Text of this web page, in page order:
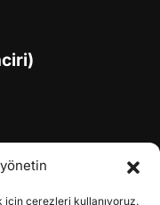
çerezleri kullanıyoruz.